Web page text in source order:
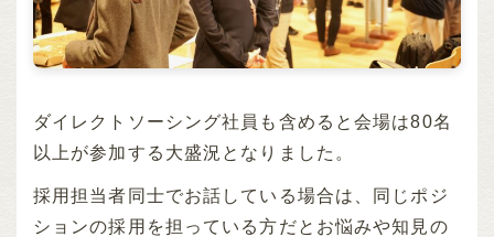
ダイレクトソーシング社員も含めると会場は80名
以上が参加する大盛況となりました。
採用担当者同士でお話している場合は、同じポジ
ションの採用を担っている方だとお悩みや知見の